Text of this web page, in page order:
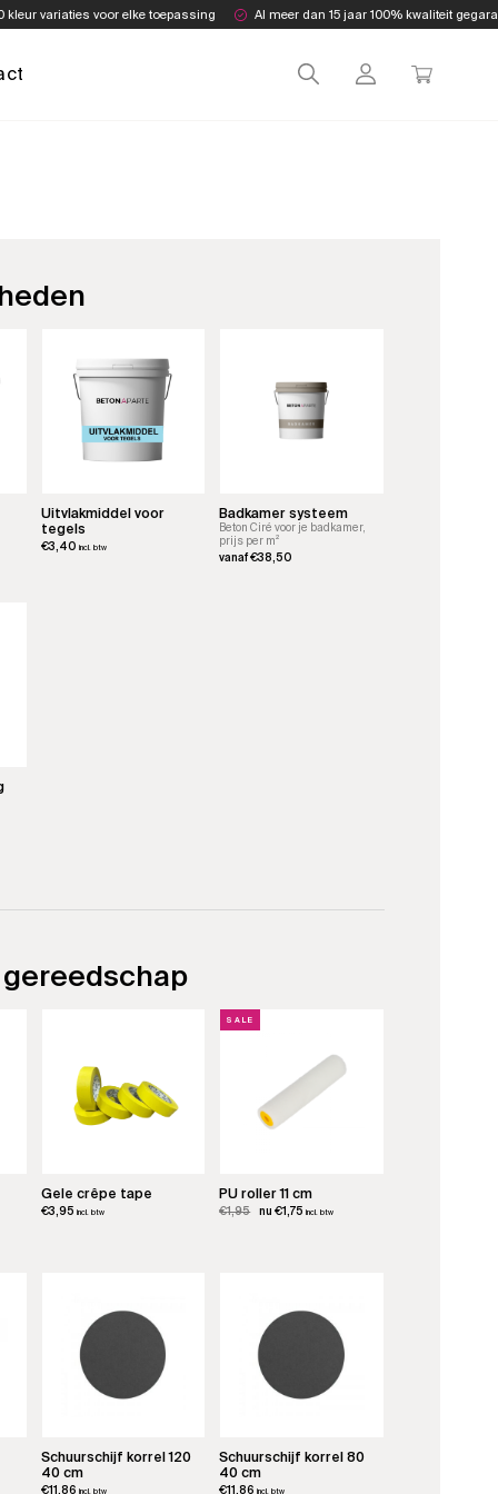
kleur variaties voor elke toepassing Al meer dan 15 jaar 100% kwaliteit
Uitvlakmiddel voor
tegels
€3,40 incl. btw
Badkamer systeem
Beton Ciré voor je badkamer,
prijs per m²
vanaf€38,50
Gele crêpe tape
€3,95 incl. btw
SALE
PU roller 11 cm
€1,95 Oorspronkelijke
€1,75 Huidige
incl. btw
Schuurschijf korrel 120
40 cm
€11,86 incl. btw
Schuurschijf korrel 80
40 cm
€11,86 incl. btw